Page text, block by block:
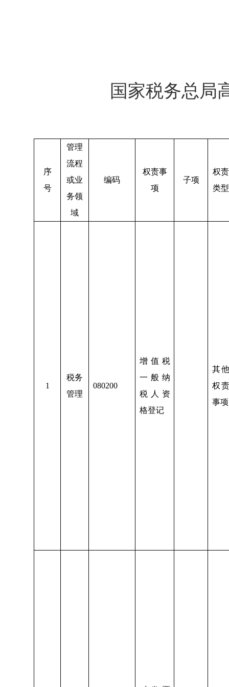
国家税务总局
序
号
管理
流程
或业
务领
域
编码
权责事
项
子项
权责
类型
1
税务
管理
080200
增值税
一般纳
税人资
格登记
其
权
事项